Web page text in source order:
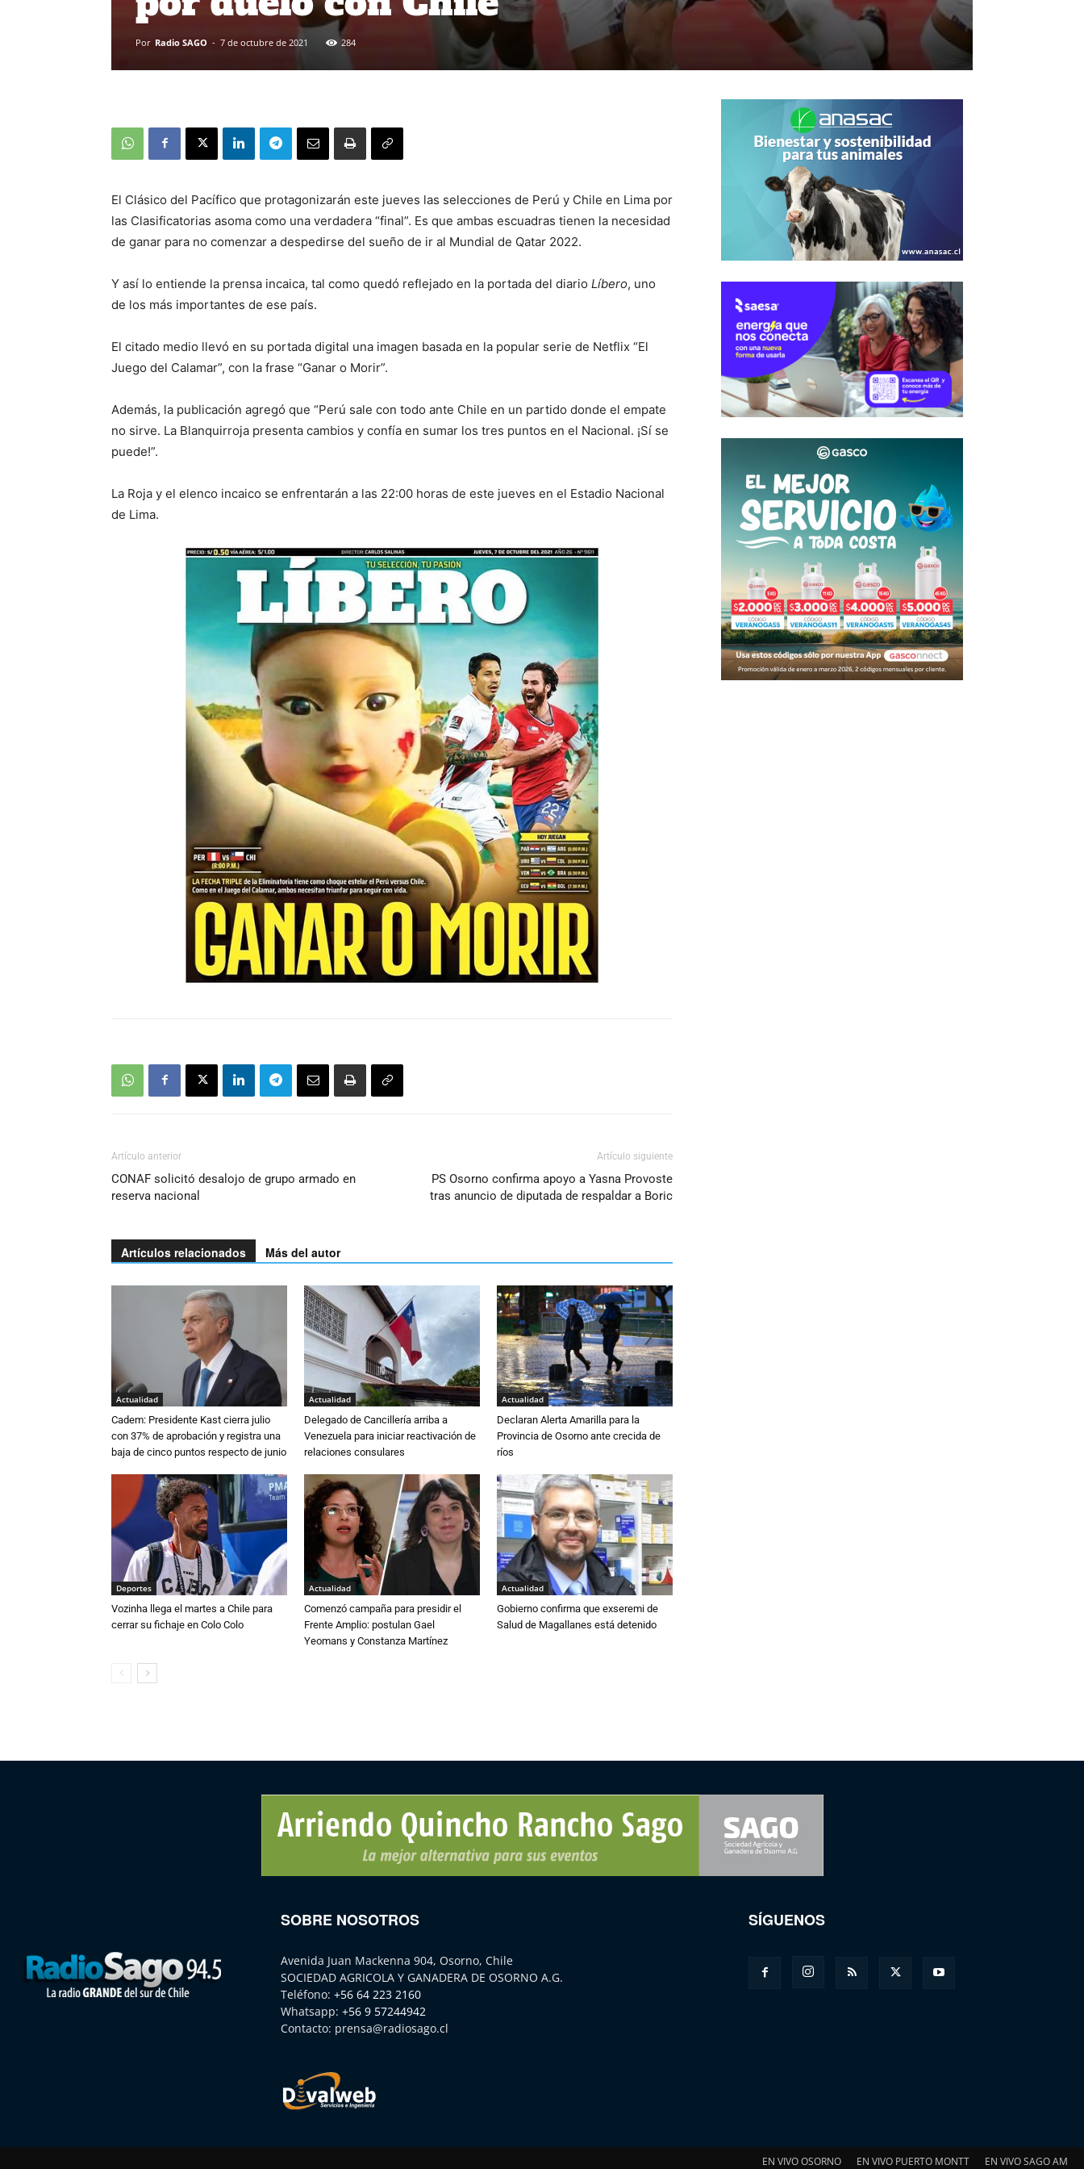
Por Radio SAGO - 7 de octubre de 2021 284
El Clásico del Pacífico que protagonizarán este jueves las selecciones de Perú y Chile en Lima por
las Clasificatorias asoma como una verdadera “final”. Es que ambas escuadras tienen la necesidad
de ganar para no comenzar a despedirse del sueño de ir al Mundial de Qatar 2022.
Y así lo entiende la prensa incaica, tal como quedó reflejado en la portada del diario Líbero, uno
de los más importantes de ese país.
El citado medio llevó en su portada digital una imagen basada en la popular serie de Netflix “El
Juego del Calamar”, con la frase “Ganar o Morir”.
Además, la publicación agregó que “Perú sale con todo ante Chile en un partido donde el empate
no sirve. La Blanquirroja presenta cambios y confía en sumar los tres puntos en el Nacional. ¡Sí se
puede!”.
La Roja y el elenco incaico se enfrentarán a las 22:00 horas de este jueves en el Estadio Nacional
de Lima.
Artículo anterior
CONAF solicitó desalojo de grupo armado en
reserva nacional
Artículo siguiente
PS Osorno confirma apoyo a Yasna Provoste
tras anuncio de diputada de respaldar a Boric
Artículos relacionados Más del autor
Actualidad
Cadem: Presidente Kast cierra julio
con 37% de aprobación y registra una
baja de cinco puntos respecto de junio
Actualidad
Delegado de Cancillería arriba a
Venezuela para iniciar reactivación de
relaciones consulares
Actualidad
Declaran Alerta Amarilla para la
Provincia de Osorno ante crecida de
ríos
Deportes
Vozinha llega el martes a Chile para
cerrar su fichaje en Colo Colo
Actualidad
Comenzó campaña para presidir el
Frente Amplio: postulan Gael
Yeomans y Constanza Martínez
Actualidad
Gobierno confirma que exseremi de
Salud de Magallanes está detenido
SOBRE NOSOTROS
Avenida Juan Mackenna 904, Osorno, Chile
SOCIEDAD AGRICOLA Y GANADERA DE OSORNO A.G.
Teléfono: +56 64 223 2160
Whatsapp: +56 9 57244942
Contacto: prensa@radiosago.cl
SÍGUENOS
EN VIVO OSORNO EN VIVO PUERTO MONTT EN VIVO SAGO AM